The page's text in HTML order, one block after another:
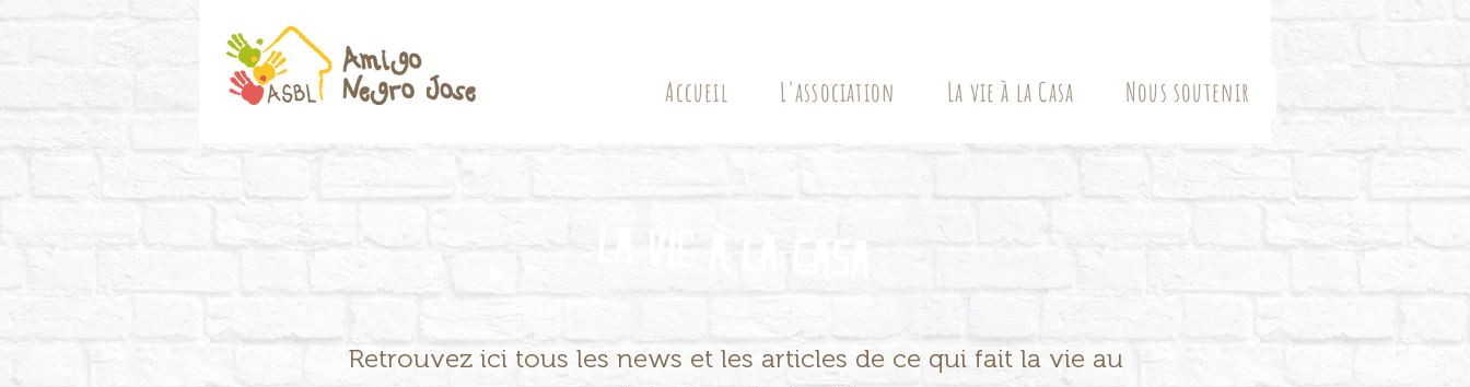
Accueil L'association La vie à la Casa Nous soutenir
La vie à la casa
Retrouvez ici tous les news et les articles de ce qui fait la vie au